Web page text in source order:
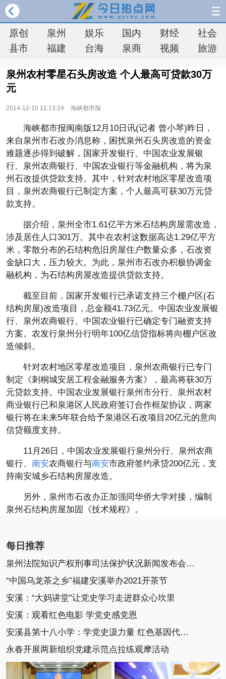
原创 泉州 娱乐 国内 财经
社会
县市
福建 台海 泉商 视频 旅游
泉州农村零星石头房改造 个人最高可贷款30万
元
2014-12-10 11:13:24 海峡都市报
海峡都市报闽南版12月10日讯(记者 曾小琴)昨日，
来自泉州市石改办消息称，困扰泉州石头房改造的资金
难题逐步得到破解，国家开发银行、中国农业发展银
行、泉州农商银行、中国农业银行等金融机构，将为泉
州石改提供贷款支持。其中，针对农村地区零星改造项
目，泉州农商银行已制定方案，个人最高可获30万元贷
款支持。
据介绍，泉州全市1.61亿平方米石结构房屋需改造，
涉及居住人口301万。其中在农村这数据高达1.29亿平方
米，零散分布的石结构危旧房屋住户数量众多，石改资
金缺口大，压力较大。为此，泉州市石改办积极协调金
融机构，为石结构房屋改造提供贷款支持。
截至目前，国家开发银行已承诺支持三个棚户区(石
结构房屋)改造项目，总金额41.73亿元。中国农业发展银
行、泉州农商银行、中国农业银行已确定专门融资支持
方案。农发行泉州分行明年100亿信贷指标将向棚户区改
造倾斜。
针对农村地区零星改造项目，泉州农商银行已专门
制定《刺桐城安居工程金融服务方案》，最高将获30万
元贷款支持。中国农业发展银行泉州市分行、泉州农村
商业银行已和泉港区人民政府签订合作框架协议，两家
银行将在未来5年联合给予泉港区石改项目20亿元的意向
信贷额度支持。
11月26日，中国农业发展银行泉州分行、泉州农商
银行、 南安农商银行与南安市政府签约承贷200亿元，支
持南安城乡石结构房屋改造。
另外，泉州市石改办正加强同华侨大学对接，编制
泉州石结构房屋加固《技术规程》。
每日推荐
泉州法院知识产权刑事司法保护状况新闻发布会召开
“中国乌龙茶之乡”福建安溪举办2021开茶节
安溪：“大妈讲堂”让党史学习走进群众心坎里
安溪：观看红色电影 学党史感党恩
安溪县第十八小学：学党史汲力量 红色基因代代传
永春开展两新组织党建示范点拉练观摩活动